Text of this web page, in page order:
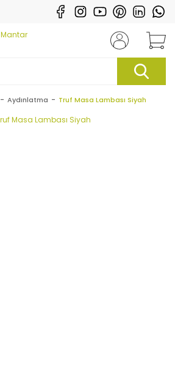
Aydınlatma Truf Masa Lambası Siyah